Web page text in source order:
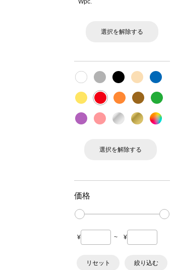
Wpc.
選択を解除する
選択を解除する
価格
¥ ~ ¥
リセット 絞り込む